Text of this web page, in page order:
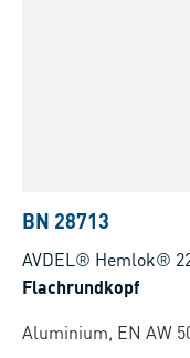
BN 28713
AVDEL® Hemlok®
Flachrundkopf
Aluminium, EN AW